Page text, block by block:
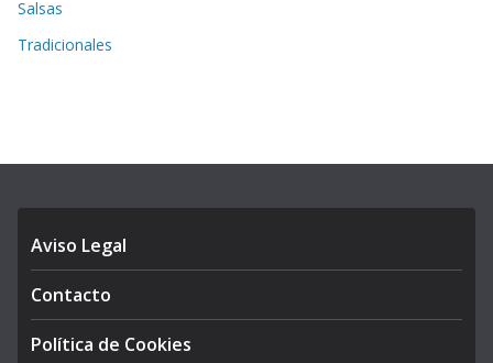
Salsas
Tradicionales
Aviso Legal
Contacto
Política de Cookies